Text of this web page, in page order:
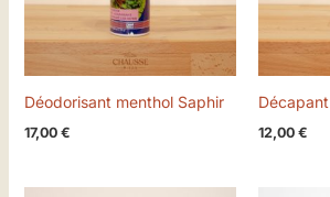
Déodorisant menthol Saphir
17,00 € 12,00 €